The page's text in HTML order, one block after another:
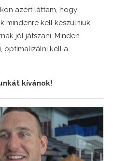
azért láttam, hogy
mindenre kell készülniük
jól játszani. Minden
optimalizálni kell a
kívánok!